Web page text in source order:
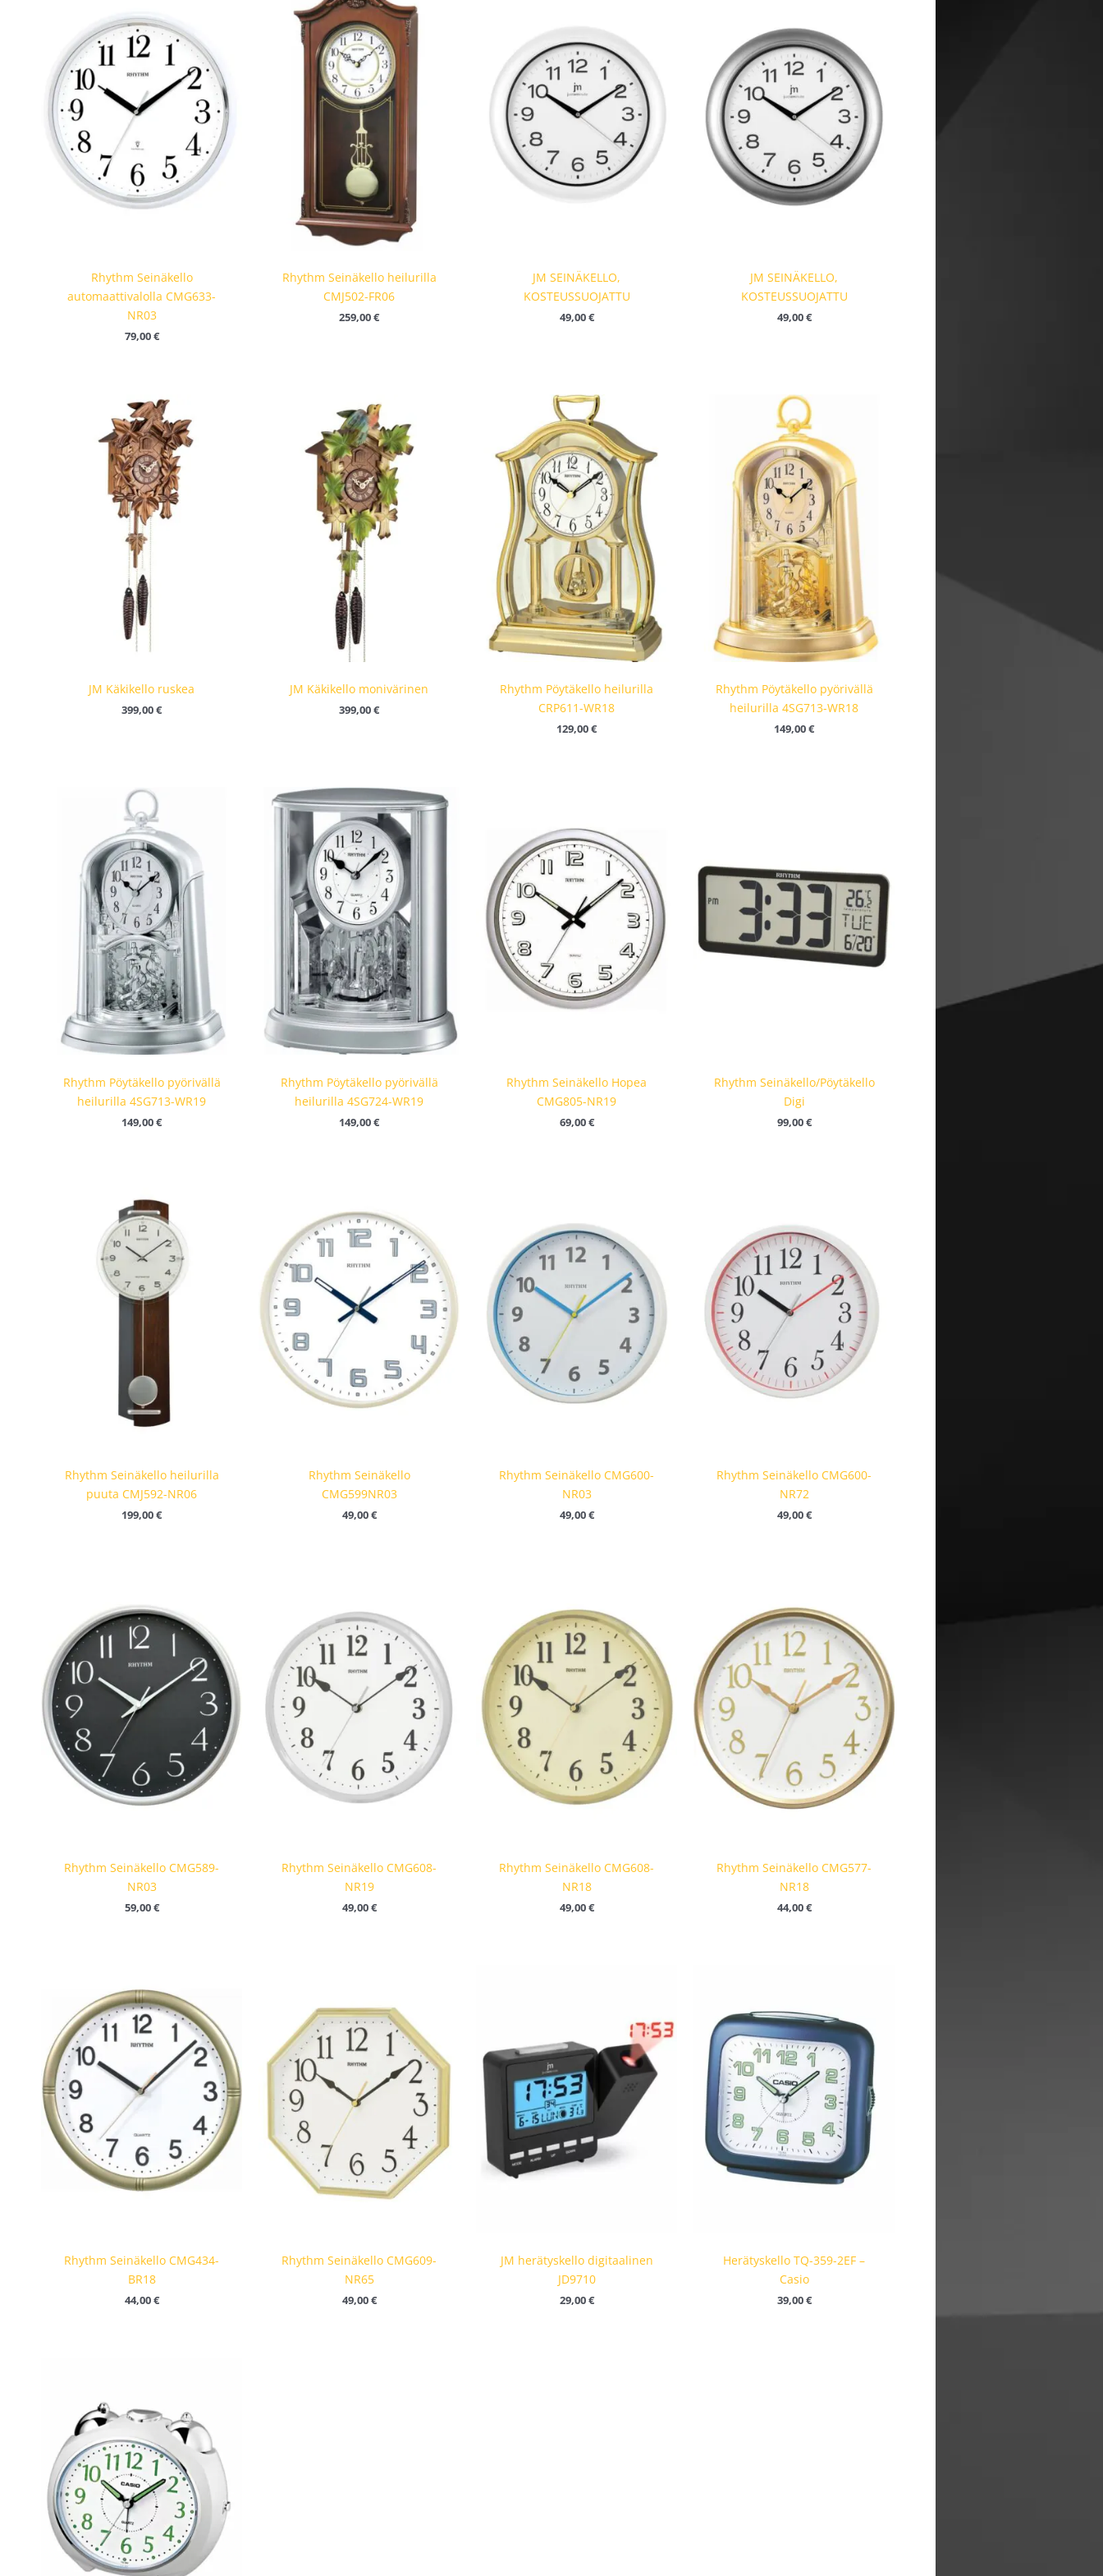
Rhythm Seinäkello
automaattivalolla CMG633-
NR03
79,00€
Rhythm Seinäkello heilurilla
CMJ502-FR06
259,00€
JM SEINÄKELLO,
KOSTEUSSUOJATTU
49,00€
JM SEINÄKELLO,
KOSTEUSSUOJATTU
49,00€
JM Käkikello ruskea
399,00€
JM Käkikello monivärinen
399,00€
Rhythm Pöytäkello heilurilla
CRP611-WR18
129,00€
Rhythm Pöytäkello pyörivällä
heilurilla 4SG713-WR18
149,00€
Rhythm Pöytäkello pyörivällä
heilurilla 4SG713-WR19
149,00€
Rhythm Pöytäkello pyörivällä
heilurilla 4SG724-WR19
149,00€
Rhythm Seinäkello Hopea
CMG805-NR19
69,00€
Rhythm Seinäkello/Pöytäkello
Digi
99,00€
Rhythm Seinäkello heilurilla
puuta CMJ592-NR06
199,00€
Rhythm Seinäkello
CMG599NR03
49,00€
Rhythm Seinäkello CMG600-
NR03
49,00€
Rhythm Seinäkello CMG600-
NR72
49,00€
Rhythm Seinäkello CMG589-
NR03
59,00€
Rhythm Seinäkello CMG608-
NR19
49,00€
Rhythm Seinäkello CMG608-
NR18
49,00€
Rhythm Seinäkello CMG577-
NR18
44,00€
Rhythm Seinäkello CMG434-
BR18
44,00€
Rhythm Seinäkello CMG609-
NR65
49,00€
JM herätyskello digitaalinen
JD9710
29,00€
Herätyskello TQ-359-2EF –
Casio
39,00€